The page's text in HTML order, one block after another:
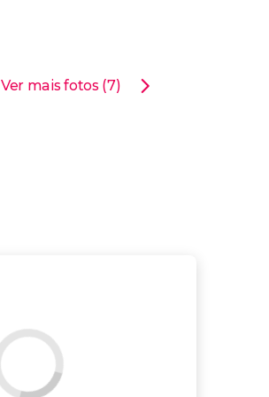
Ver mais fotos (7)